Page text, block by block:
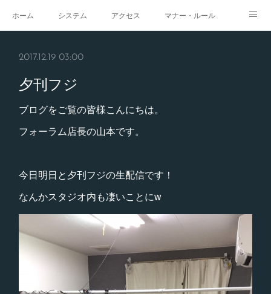
ホーム システム アクセス マナー・ルール
2017.12.19 03:00
夕刊フジ
ブログをご覧の皆様こんにちは。
フォーラム店長の山本です。
今日明日と夕刊フジの生配信です！
なんかスタジオ内も凄いことにw